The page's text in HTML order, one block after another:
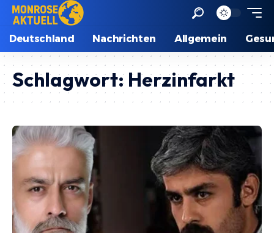
Deutschland Nachrichten Allgemein
Schlagwort: Herzinfarkt